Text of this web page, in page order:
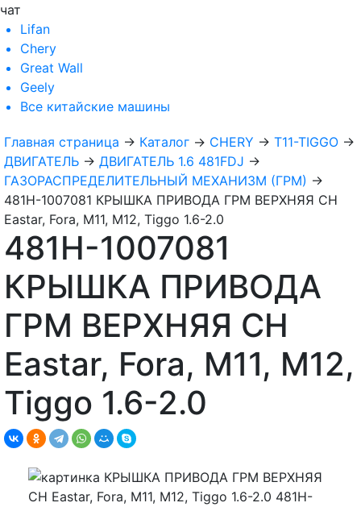
чат
Lifan
Chery
Great Wall
Geely
Все китайские машины
Главная страница → Каталог → CHERY → T11-TIGGO →
ДВИГАТЕЛЬ → ДВИГАТЕЛЬ 1.6 481FDJ →
ГАЗОРАСПРЕДЕЛИТЕЛЬНЫЙ МЕХАНИЗМ (ГРМ) →
481H-1007081 КРЫШКА ПРИВОДА ГРМ ВЕРХНЯЯ CH
Eastar, Fora, M11, M12, Tiggo 1.6-2.0
481H-1007081
КРЫШКА ПРИВОДА
ГРМ ВЕРХНЯЯ CH
Eastar, Fora, M11, M12,
Tiggo 1.6-2.0